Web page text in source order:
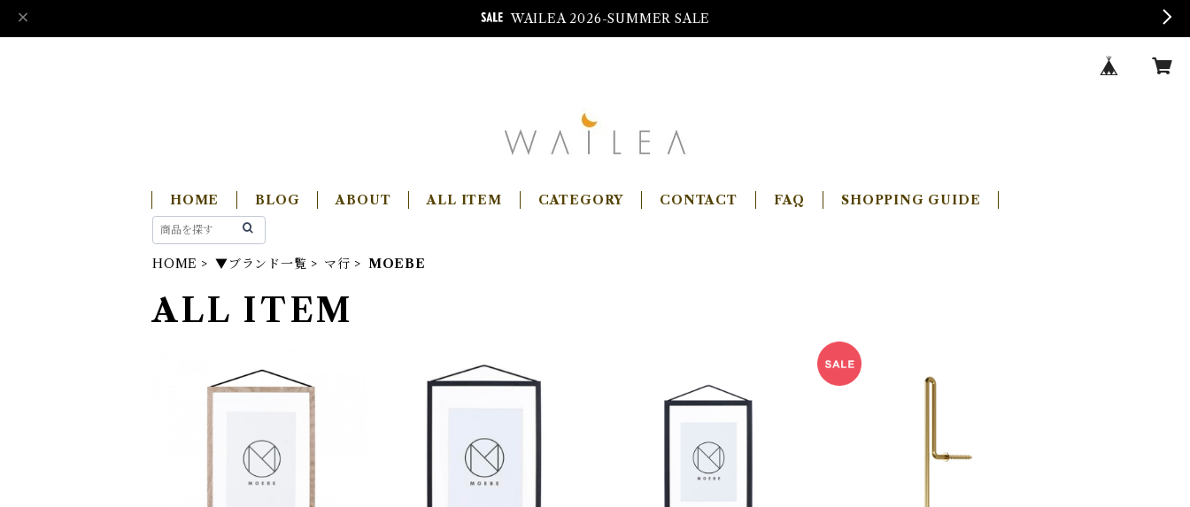
WAILEA 2026-SUMMER SALE
HOME BLOG ABOUT ALL ITEM CATEGORY CONTACT FAQ SHOPPING GUIDE
HOME ▼ブランド一覧 マ行 MOEBE
ALL ITEM
A4オークフレーム MOEBE
¥8,800
¥8,250
¥6,050
¥3,850